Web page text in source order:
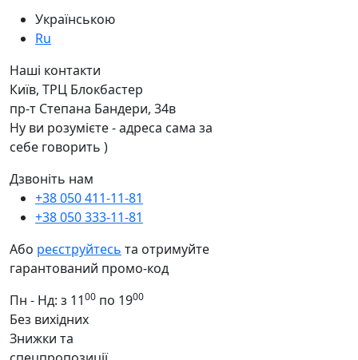
Українською
Ru
Наші контакти
Київ, ТРЦ Блокбастер
пр-т Степана Бандери, 34в
Ну ви розумієте - адреса сама за
себе говорить )
Дзвоніть нам
+38 050 411-11-81
+38 050 333-11-81
Або реєструйтесь та отримуйте
гарантований промо-код
Пн - Нд: з 1100 по 1900
Без вихідних
Знижки та